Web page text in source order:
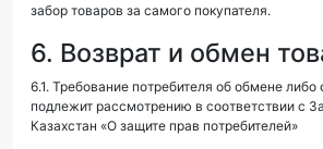
забор товаров за самого покупателя.
6. Возврат и обмен
6.1. Требование потребителя об обмене либо
подлежит рассмотрению в соответствии с
Казахстан «О защите прав потребителей»